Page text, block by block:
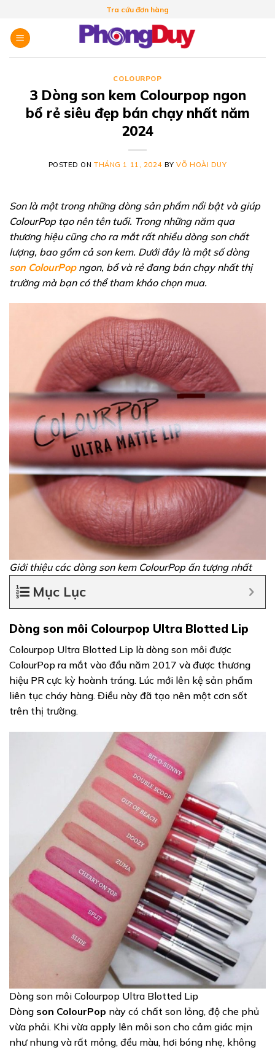
content
Tra cứu đơn hàng
COLOURPOP
3 Dòng son kem Colourpop ngon
bổ rẻ siêu đẹp bán chạy nhất năm
2024
POSTED ONTHÁNG 1 11, 2024 BYVÕ HOÀI DUY
Son là một trong những dòng sản phẩm nổi bật và giúp
ColourPop tạo nên tên tuổi. Trong những năm qua
thương hiệu cũng cho ra mắt rất nhiều dòng son chất
lượng, bao gồm cả son kem. Dưới đây là một số dòng
son ColourPopngon, bổ và rẻ đang bán chạy nhất thị
trường mà bạn có thể tham khảo chọn mua.
Giới thiệu các dòng son kem ColourPop ấn tượng nhất
Mục Lục
Dòng son môi Colourpop Ultra Blotted Lip
Colourpop Ultra Blotted Lip là dòng son môi được
ColourPop ra mắt vào đầu năm 2017 và được thương
hiệu PR cực kỳ hoành tráng. Lúc mới lên kệ sản phẩm
liên tục cháy hàng. Điều này đã tạo nên một cơn sốt
trên thị trường.
Dòng son môi Colourpop Ultra Blotted Lip
Dòng son ColourPop này có chất son lỏng, độ che phủ
vừa phải. Khi vừa apply lên môi son cho cảm giác mịn
như nhung và rất mỏng, đều màu, hơi bóng nhẹ, không